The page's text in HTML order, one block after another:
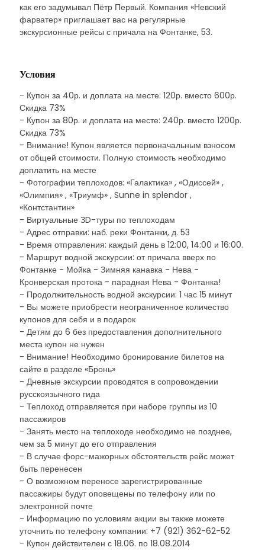
как его задумывал Пётр Первый. Компания «Невский
фарватер» приглашает вас на регулярные
экскурсионные рейсы с причала на Фонтанке, 53.
Условия
- Купон за 40р. и доплата на месте: 120р. вместо 600р.
Скидка 73%
- Купон за 80р. и доплата на месте: 240р. вместо 1200р.
Скидка 73%
- Внимание! Купон является первоначальным взносом
от общей стоимости. Полную стоимость необходимо
доплатить на месте
- Фотографии теплоходов: «Галактика» , «Одиссей» ,
«Олимпия» , «Триумф» , Sunne in splendor ,
«Контстантин»
- Виртуальные ЗD-туры по теплоходам
- Адрес отправки: наб. реки Фонтанки, д. 53
- Время отправления: каждый день в 12:00, 14:00 и 16:00.
- Маршрут водной экскурсии: от причала вверх по
Фонтанке - Мойка - Зимняя канавка - Нева -
Кронверская протока - парадная Нева - Фонтанка!
- Продолжительность водной экскурсии: 1 час 15 минут
- Вы можете приобрести неограниченное количество
купонов для себя и в подарок
- Детям до 6 без предоставления дополнительного
места купон не нужен
- Внимание! Необходимо бронирование билетов на
сайте в разделе «Бронь»
- Дневные экскурсии проводятся в сопровождении
русскоязычного гида
- Теплоход отправляется при наборе группы из 10
пассажиров
- Занять место на теплоходе необходимо не позднее,
чем за 5 минут до его отправления
- В случае форс-мажорных обстоятельств рейс может
быть перенесен
- О возможном переносе зарегистрированные
пассажиры будут оповещены по телефону или по
электронной почте
- Информацию по условиям акции вы также можете
уточнить по телефону компании: +7 (921) 362-62-52
- Купон действителен с 18.06. по 18.08.2014